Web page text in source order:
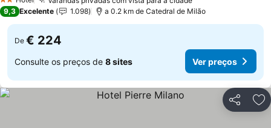
2 Estrelas
9,3 Excelente 1.098 a 0.2 km de Catedral de Milão
De € 224
Consulte os preços de 8 sites Ver preços
Partilhar